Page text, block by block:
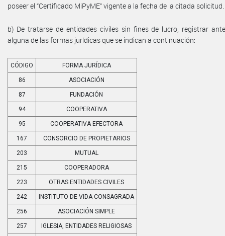
poseer el “Certificado MiPyME” vigente a la fecha de la citada solicitud.
b) De tratarse de entidades civiles sin fines de lucro, registrar
alguna de las formas jurídicas que se indican a continuación:
CÓDIGO FORMA JURÍDICA
86 ASOCIACIÓN
87 FUNDACIÓN
94 COOPERATIVA
95 COOPERATIVA EFECTORA
167 CONSORCIO DE PROPIETARIOS
203 MUTUAL
215 COOPERADORA
223 OTRAS ENTIDADES CIVILES
242 INSTITUTO DE VIDA CONSAGRADA
256 ASOCIACIÓN SIMPLE
257 IGLESIA, ENTIDADES RELIGIOSAS